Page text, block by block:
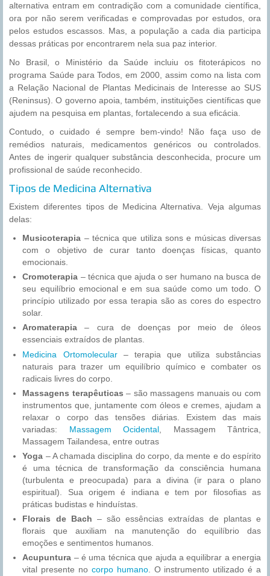
alternativa entram em contradição com a comunidade científica,
ora por não serem verificadas e comprovadas por estudos, ora
pelos estudos escassos. Mas, a população a cada dia participa
dessas práticas por encontrarem nela sua paz interior.
No Brasil, o Ministério da Saúde incluiu os fitoterápicos no
programa Saúde para Todos, em 2000, assim como na lista com
a Relação Nacional de Plantas Medicinais de Interesse ao SUS
(Reninsus). O governo apoia, também, instituições científicas que
ajudem na pesquisa em plantas, fortalecendo a sua eficácia.
Contudo, o cuidado é sempre bem-vindo! Não faça uso de
remédios naturais, medicamentos genéricos ou controlados.
Antes de ingerir qualquer substância desconhecida, procure um
profissional de saúde reconhecido.
Tipos de Medicina Alternativa
Existem diferentes tipos de Medicina Alternativa. Veja algumas
delas:
Musicoterapia – técnica que utiliza sons e músicas diversas
com o objetivo de curar tanto doenças físicas, quanto
emocionais.
Cromoterapia – técnica que ajuda o ser humano na busca de
seu equilíbrio emocional e em sua saúde como um todo. O
princípio utilizado por essa terapia são as cores do espectro
solar.
Aromaterapia – cura de doenças por meio de óleos
essenciais extraídos de plantas.
Medicina Ortomolecular– terapia que utiliza substâncias
naturais para trazer um equilíbrio químico e combater os
radicais livres do corpo.
Massagens terapêuticas – são massagens manuais ou com
instrumentos que, juntamente com óleos e cremes, ajudam a
relaxar o corpo das tensões diárias. Existem das mais
variadas: Massagem Ocidental , Massagem Tântrica,
Massagem Tailandesa, entre outras
Yoga – A chamada disciplina do corpo, da mente e do espírito
é uma técnica de transformação da consciência humana
(turbulenta e preocupada) para a divina (ir para o plano
espiritual). Sua origem é indiana e tem por filosofias as
práticas budistas e hinduístas.
Florais de Bach – são essências extraídas de plantas e
florais que auxiliam na manutenção do equilíbrio das
emoções e sentimentos humanos.
Acupuntura – é uma técnica que ajuda a equilibrar a energia
vital presente no corpo humano. O instrumento utilizado é a